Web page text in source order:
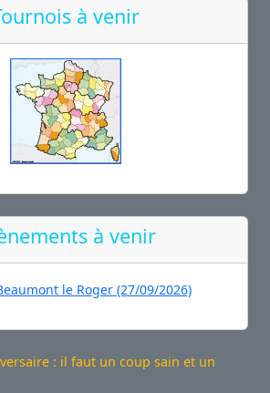
à venir
à venir
le Roger (27/09/2026)
: il faut un coup sain et un